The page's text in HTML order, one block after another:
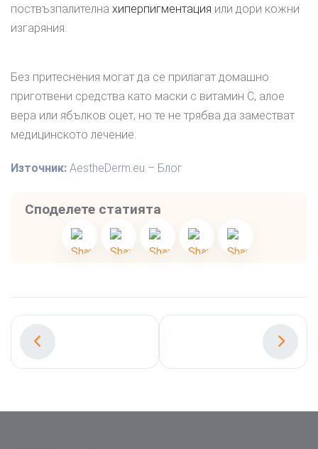
поствъзпалителна хиперпигментация или дори кожни
изгаряния.
Без притеснения могат да се прилагат домашно
приготвени средства като маски с витамин C, алое
вера или ябълков оцет, но те не трябва да заместват
медицинското лечение.
Източник: AestheDerm.eu – Блог
Споделете статията